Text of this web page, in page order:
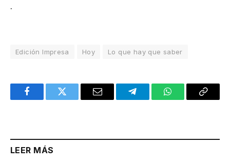
.
Edición Impresa Hoy Lo que hay que saber
FacebookTwitter Email TelegramWhatsAppCopy
LEER MÁS